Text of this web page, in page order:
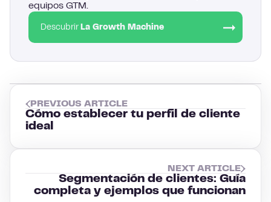
equipos GTM.
Descubrir La Growth Machine
PREVIOUS ARTICLE
Cómo establecer tu perfil de cliente
ideal
NEXT ARTICLE
Segmentación de clientes: Guía
completa y ejemplos que funcionan